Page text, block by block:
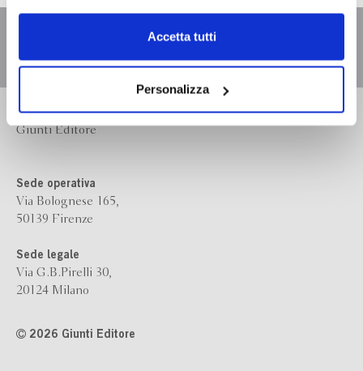
dell’informativa cookie.
Chiudendo il banner tramite la “X” prosegui la
dei soli cookie tecnici. Selezionando “Accetta tutti” presti
il tuo consenso alla profilazione che potrai revocare in
ogni momentoRevoca
Accetta tutti
Personalizza
Bompiani è un marchio
Giunti Editore
Sede operativa
Via Bolognese 165,
50139 Firenze
Sede legale
Via G.B.Pirelli 30,
20124 Milano
2026 Giunti Editore